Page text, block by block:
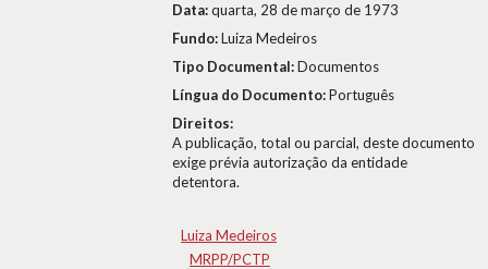
Data:quarta, 28 de março de 1973
Fundo:Luiza Medeiros
Tipo Documental:Documentos
Língua do Documento:Português
Direitos:
A publicação, total ou parcial, deste documento
exige prévia autorização da entidade
detentora.
Luiza Medeiros
MRPP/PCTP